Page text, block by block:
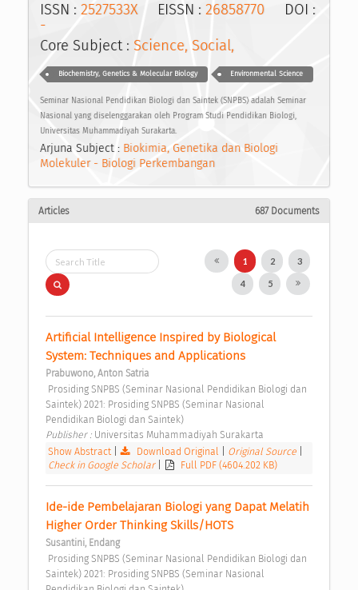
ISSN : 2527533XEISSN : 26858770 DOI :
-
Core Subject : Science, Social,
Biochemistry, Genetics & Molecular Biology Environmental Science
Seminar Nasional Pendidikan Biologi dan Saintek (SNPBS) adalah Seminar
Nasional yang diselenggarakan oleh Program Studi Pendidikan Biologi,
Universitas Muhammadiyah Surakarta.
Arjuna Subject : Biokimia, Genetika dan Biologi
Molekuler - Biologi Perkembangan
Articles 687 Documents
1 2 3
4 5
Artificial Intelligence Inspired by Biological
System: Techniques and Applications
Prabuwono, Anton Satria
Saintek) 2021: Prosiding SNPBS (Seminar Nasional
Pendidikan Biologi dan Saintek)
Publisher : Universitas Muhammadiyah Surakarta
Show Abstract| Download Original Original Source
Check in Google Scholar
Full PDF (4604.202 KB)
Ide-ide Pembelajaran Biologi yang Dapat Melatih
Higher Order Thinking Skills/HOTS
Susantini, Endang
Saintek) 2021: Prosiding SNPBS (Seminar Nasional